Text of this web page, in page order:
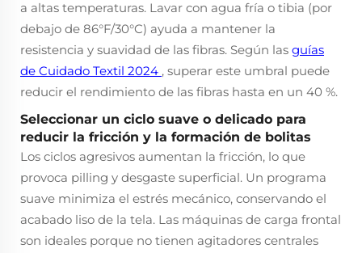
a altas temperaturas. Lavar con agua fría o tibia (por
debajo de 86°F/30°C) ayuda a mantener la
resistencia y suavidad de las fibras. Según las guías
de Cuidado Textil 2024 , superar este umbral puede
reducir el rendimiento de las fibras hasta en un 40 %.
Seleccionar un ciclo suave o delicado para
reducir la fricción y la formación de bolitas
Los ciclos agresivos aumentan la fricción, lo que
provoca pilling y desgaste superficial. Un programa
suave minimiza el estrés mecánico, conservando el
acabado liso de la tela. Las máquinas de carga frontal
son ideales porque no tienen agitadores centrales